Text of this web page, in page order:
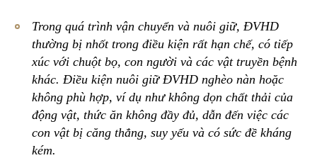
Trong quá trình vận chuyển và nuôi giữ, ĐVHD
thường bị nhốt trong điều kiện rất hạn chế, có tiếp
xúc với chuột bọ, con người và các vật truyền bệnh
khác. Điều kiện nuôi giữ ĐVHD nghèo nàn hoặc
không phù hợp, ví dụ như không dọn chất thải của
động vật, thức ăn không đầy đủ, dẫn đến việc các
con vật bị căng thẳng, suy yếu và có sức đề kháng
kém.